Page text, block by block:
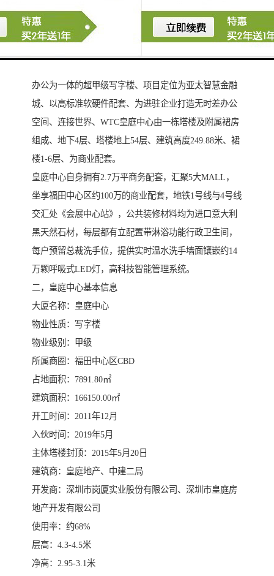
办公为一体的超甲级写字楼、项目定位为亚太智慧金融
城、以高标准软硬件配套、为进驻企业打造无时差办公
空间、连接世界、WTC皇庭中心由一栋塔楼及附属裙房
组成、地下4层、塔楼地上54层、建筑高度249.88米、裙
楼1-6层、为商业配套。
皇庭中心自身拥有2.7万平商务配套，汇聚5大MALL，
坐享福田中心区约100万的商业配套，地铁1号线与4号线
交汇处《会展中心站》，公共装修材料均为进口意大利
黑天然石材，每层都有立配置带淋浴功能行政卫生间，
每户预留总裁洗手位，提供实时温水洗手墙面镶嵌约14
万颗呼吸式LED灯，高科技智能管理系统。
二，皇庭中心基本信息
大厦名称：皇庭中心
物业性质：写字楼
物业级别：甲级
所属商圈：福田中心区CBD
占地面积：7891.80㎡
建筑面积：166150.00㎡
开工时间：2011年12月
入伙时间：2019年5月
主体塔楼封顶：2015年5月20日
建筑商：皇庭地产、中建二局
开发商：深圳市岗厦实业股份有限公司、深圳市皇庭房
地产开发有限公司
使用率：约68%
层高：4.3-4.5米
净高：2.95-3.1米